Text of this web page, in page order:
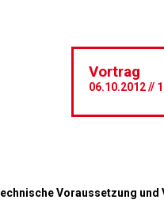
Vortrag
06.10.2012 //
Voraussetzung und